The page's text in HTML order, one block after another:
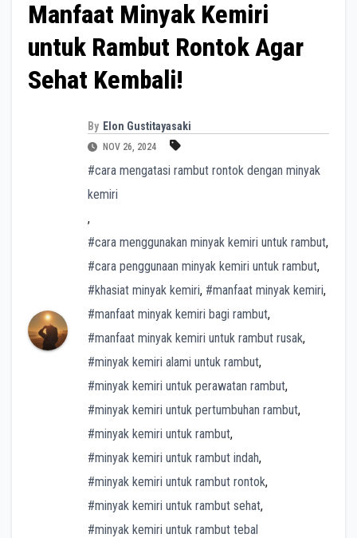
Manfaat Minyak Kemiri
untuk Rambut Rontok Agar
Sehat Kembali!
By Elon Gustitayasaki
NOV 26, 2024
#cara mengatasi rambut rontok dengan minyak
kemiri
,
#cara menggunakan minyak kemiri untuk rambut,
#cara penggunaan minyak kemiri untuk rambut,
#khasiat minyak kemiri, #manfaat minyak kemiri,
#manfaat minyak kemiri bagi rambut,
#manfaat minyak kemiri untuk rambut rusak,
#minyak kemiri alami untuk rambut,
#minyak kemiri untuk perawatan rambut,
#minyak kemiri untuk pertumbuhan rambut,
#minyak kemiri untuk rambut,
#minyak kemiri untuk rambut indah,
#minyak kemiri untuk rambut rontok,
#minyak kemiri untuk rambut sehat,
#minyak kemiri untuk rambut tebal